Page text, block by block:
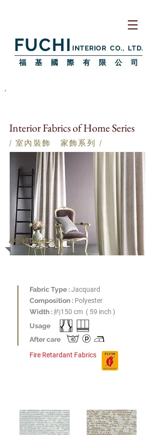
FUCHI INTERIOR CO., LTD.
​福 基 國 際 有 限 公 司
Interior Fabrics of Home Series
/ 室內裝飾 家飾系列 /
A4369 Series
Fabric Type :Jacquard
Composition : Polyester
​Width :約150 cm ( 59 inch )
Usage
After care
Fire Retardant Fabrics